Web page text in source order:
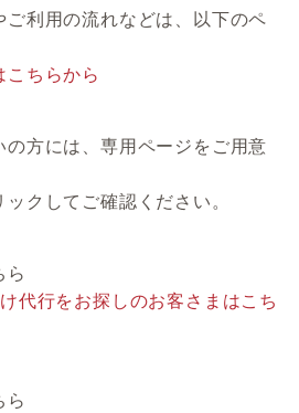
利用の流れなどは、以下のペ
ちらから
方には、専用ページをご用意
クしてご確認ください。
ら
代行をお探しのお客さまはこち
ら